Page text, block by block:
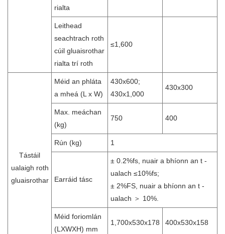
rialta
Leithead
seachtrach roth
cúil gluaisrothar
rialta trí roth
≤1,600
Tástáil
ualaigh roth
gluaisrothar
Méid an phláta
a mheá (L x W)
430x600;
430x1,000
430x300
Max. meáchan
(kg)
750 400
Rún (kg) 1
Earráid tásc
± 0.2%fs, nuair a bhíonn an t -
ualach ≤10%fs;
± 2%FS, nuair a bhíonn an t -
ualach ＞ 10%.
Méid foriomlán
(LXWXH) mm
1,700x530x178 400x530x158